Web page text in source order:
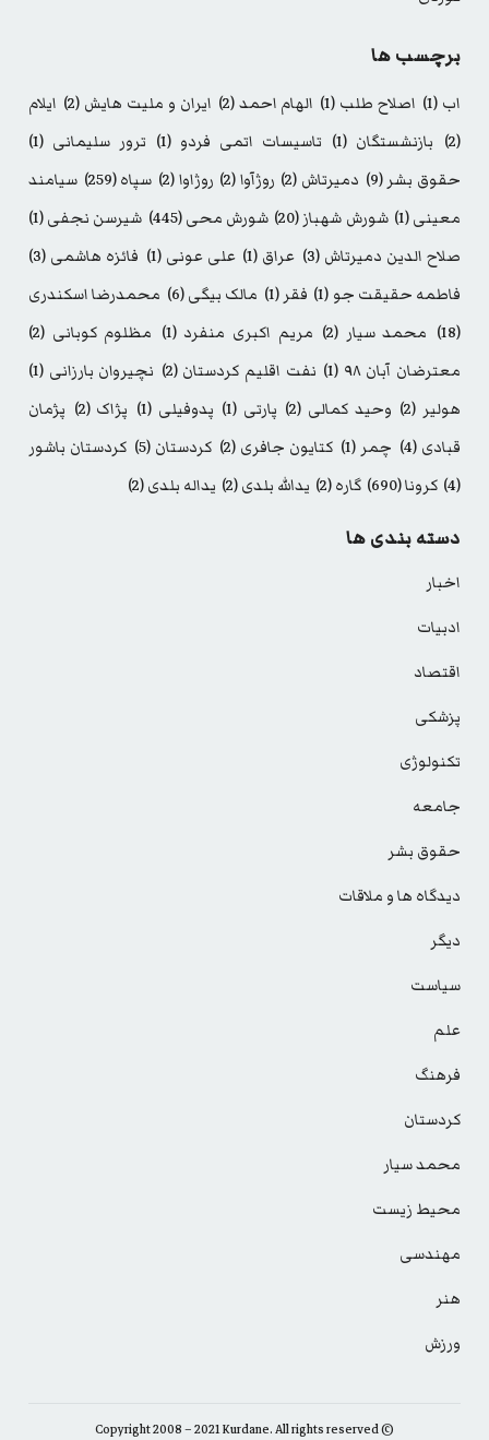
برچسب ها
اب (1) اصلاح طلب (1) الهام احمد(2) ایران و ملیت هایش (2)
ایلام
(2)
بازنشستگان (1) تاسیسات اتمی فردو (1) ترور سلیمانی (1)
حقوق بشر (9) دمیرتاش (2) روژآوا(2) روژاوا(2) سپاه(259)
سیامند
معینی(1) شورش شهباز(20) شورش محی(445) شیرسن نجفی(1)
صلاح الدین دمیرتاش (3) عراق (1) علی عونی (1) فائزه هاشمی (3)
فاطمه حقیقت جو (1) فقر (1) مالک بیگی(6)
محمدرضا اسکندری
(18)
محمد سیار (2) مریم اکبری منفرد (1) مظلوم کوبانی (2)
معترضان آبان ۹۸
(1) نفت اقلیم کردستان (2) نچیروان بارزانی (1)
هولیر (2) وحید کمالی (2) پارتی (1) پدوفیلی (1) پژاک (2)
پژمان
قبادی (4) چمر (1) کتایون جافری (2) کردستان (5)
کردستان باشور
(4)
کرونا(690) گاره(2) یدالله بلدی(2) یداله بلدی(2)
دسته بندی ها
اخبار
ادبیات
اقتصاد
پزشکی
تکنولوژی
جامعه
حقوق بشر
دیدگاه ها و ملاقات
دیگر
سیاست
علم
فرهنگ
کردستان
محمد سیار
محیط زیست
مهندسی
هنر
ورزش
© Copyright 2008 – 2021 Kurdane. All rights reserved